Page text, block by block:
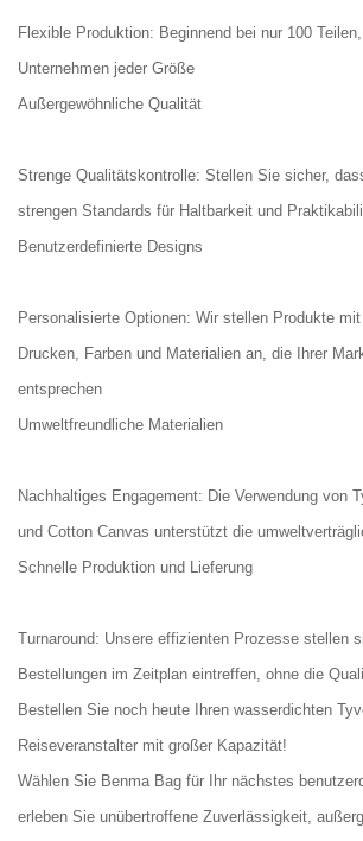
Flexible Produktion: Beginnend bei nur 100
Unternehmen jeder Größe
Außergewöhnliche Qualität
Strenge Qualitätskontrolle: Stellen Sie sicher,
strengen Standards für Haltbarkeit und
Benutzerdefinierte Designs
Personalisierte Optionen: Wir stellen Produkte
Drucken, Farben und Materialien an, die Ihrer
entsprechen
Umweltfreundliche Materialien
Nachhaltiges Engagement: Die Verwendung von
und Cotton Canvas unterstützt die
Schnelle Produktion und Lieferung
Turnaround: Unsere effizienten Prozesse stellen
Bestellungen im Zeitplan eintreffen, ohne die
Bestellen Sie noch heute Ihren wasserdichten
Reiseveranstalter mit großer Kapazität!
Wählen Sie Benma Bag für Ihr nächstes
erleben Sie unübertroffene Zuverlässigkeit,